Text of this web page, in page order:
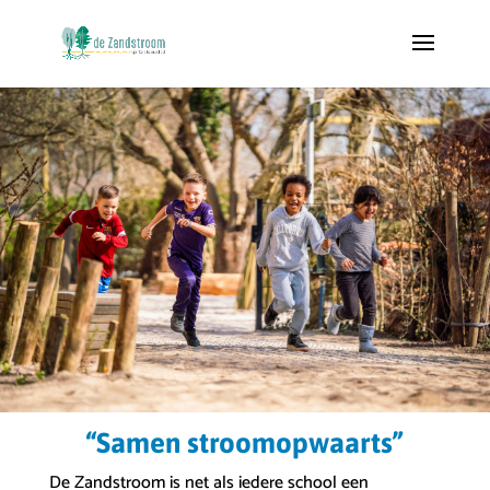
“Samen stroomopwaarts”
De Zandstroom is net als iedere school een